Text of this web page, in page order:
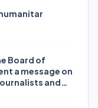
Board of
a message on
and